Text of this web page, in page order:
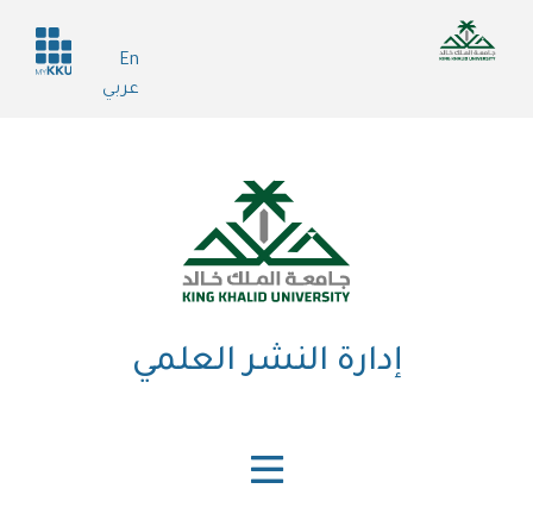
En
عربي
Header
services
إدارة النشر العلمي